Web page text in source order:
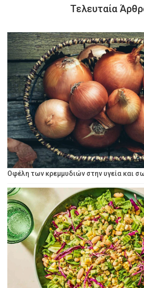
Τελευταία
Οφέλη των κρεμμυδιών στην υγεία και